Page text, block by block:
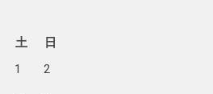
土
日
1
2